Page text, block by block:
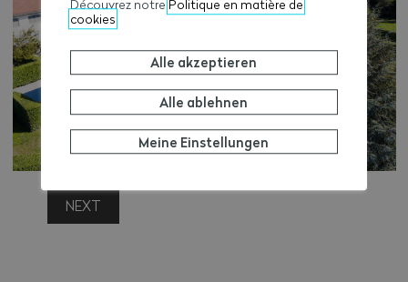
NEXT
Découvrez notre Politique en matière de
cookies
Alle akzeptieren
Alle ablehnen
Meine Einstellungen